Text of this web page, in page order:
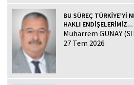
BU SÜREÇ TÜRKİYE’Yİ
HAKLI ENDİŞELERİMİZ...
Muharrem GÜNAY
27 Tem 2026